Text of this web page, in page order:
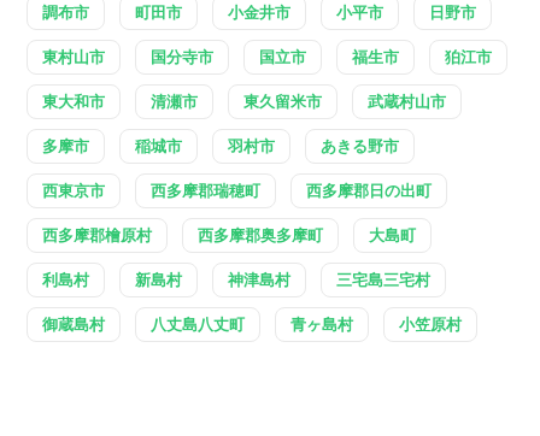
調布市 町田市 小金井市 小平市 日野市
東村山市 国分寺市 国立市 福生市 狛江市
東大和市 清瀬市 東久留米市 武蔵村山市
多摩市 稲城市 羽村市 あきる野市
西東京市 西多摩郡瑞穂町 西多摩郡日の出町
西多摩郡檜原村 西多摩郡奥多摩町 大島町
利島村 新島村 神津島村 三宅島三宅村
御蔵島村 八丈島八丈町 青ヶ島村 小笠原村